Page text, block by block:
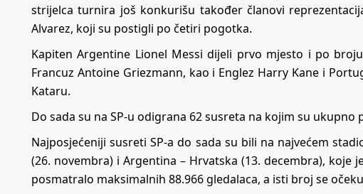
strijelca turnira još konkurišu također članovi
Alvarez, koji su postigli po četiri pogotka.
Kapiten Argentine Lionel Messi dijeli prvo mjesto i po
Francuz Antoine Griezmann, kao i Englez Harry Kane i
Kataru.
Do sada su na SP-u odigrana 62 susreta na kojim su
Najposjećeniji susreti SP-a do sada su bili na najvećem
(26. novembra) i Argentina – Hrvatska (13. decembra),
posmatralo maksimalnih 88.966 gledalaca, a isti broj se